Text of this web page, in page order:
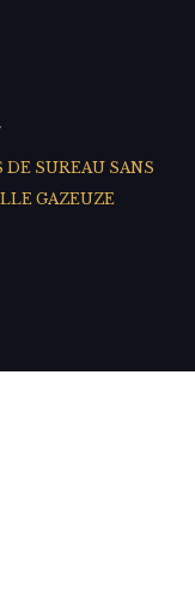
SUREAU SANS
GAZEUZE